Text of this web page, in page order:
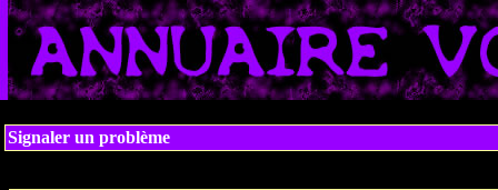
Signaler un problème